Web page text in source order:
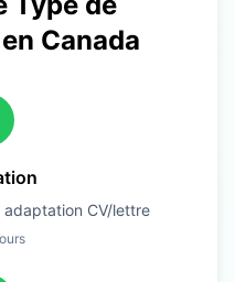
Canada
CV/lettre